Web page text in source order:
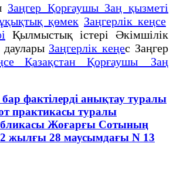
Заңгер Қорғаушы Заң қызметі
қөмек Заңгерлік кеңсе
Қылмыстық істері Әкімшілік
Заңгерлік кеңес Заңгер
Қазақстан Қорғаушы Заң
фактілерді анықтау туралы
практикасы туралы
Жоғарғы Сотының
жылғы 28 маусымдағы N 13